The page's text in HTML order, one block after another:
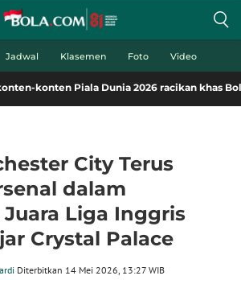
Jadwal Klasemen Foto Video
Piala Dunia 2026 racikan khas
City Terus
dalam
Liga Inggris
Crystal Palace
Diterbitkan 14 Mei 2026, 13:27 WIB